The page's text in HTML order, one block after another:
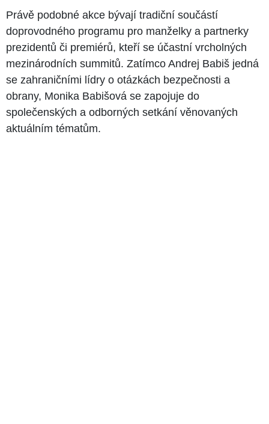
Právě podobné akce bývají tradiční součástí
doprovodného programu pro manželky a partnerky
prezidentů či premiérů, kteří se účastní vrcholných
mezinárodních summitů. Zatímco Andrej Babiš jedná
se zahraničními lídry o otázkách bezpečnosti a
obrany, Monika Babišová se zapojuje do
společenských a odborných setkání věnovaných
aktuálním tématům.